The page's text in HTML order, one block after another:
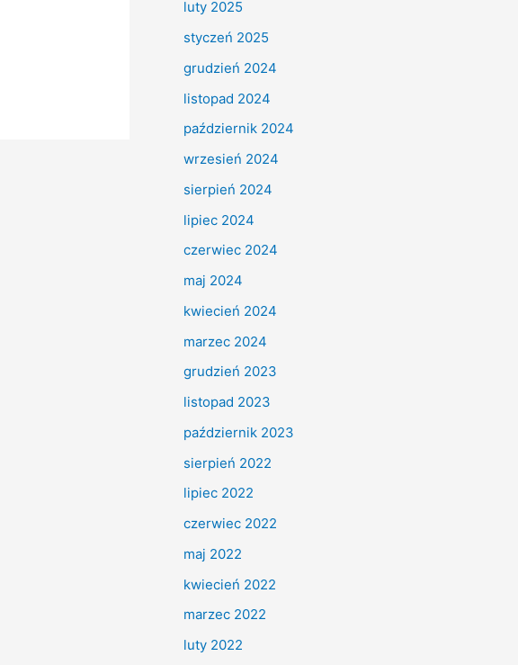
luty 2025
styczeń 2025
grudzień 2024
listopad 2024
październik 2024
wrzesień 2024
sierpień 2024
lipiec 2024
czerwiec 2024
maj 2024
kwiecień 2024
marzec 2024
grudzień 2023
listopad 2023
październik 2023
sierpień 2022
lipiec 2022
czerwiec 2022
maj 2022
kwiecień 2022
marzec 2022
luty 2022